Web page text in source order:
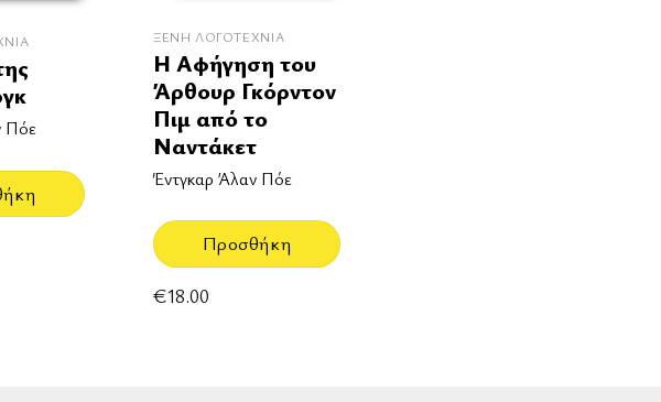
Πόε
ΞΈΝΗ ΛΟΓΟΤΕΧΝΊΑ
Η Αφήγηση του
Άρθουρ Γκόρντον
Πιμ από το
Ναντάκετ
Έντγκαρ Άλαν Πόε
Προσθήκη
€18.00